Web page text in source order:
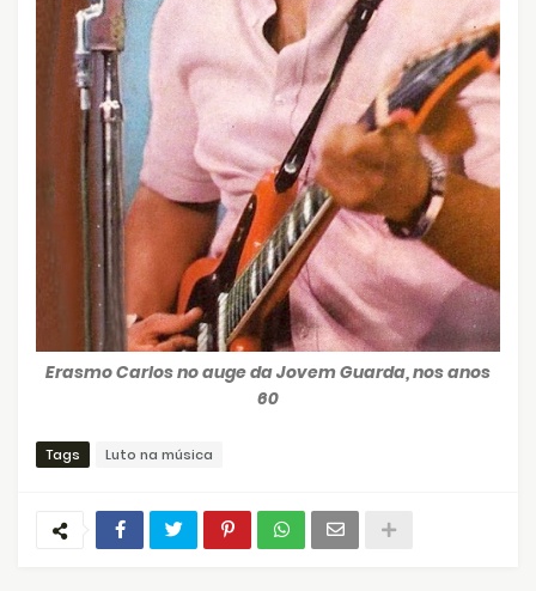
Erasmo Carlos no auge da Jovem Guarda, nos anos
60
Tags Luto na música